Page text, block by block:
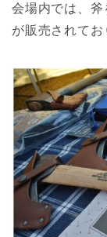
会場内では、
が販売されてお